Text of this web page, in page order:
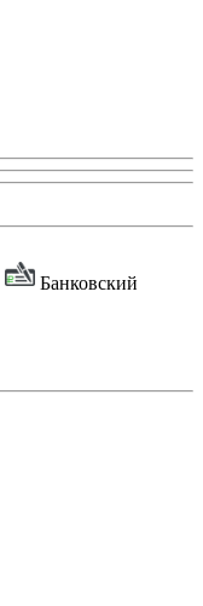
Банковский